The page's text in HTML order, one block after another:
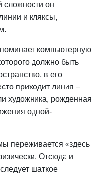
сложности он
и кляксы,
компьютерную
должно быть
в его
приходит линия –
художника, рожденная
одной-
переживается «здесь
Отсюда и
шаткое